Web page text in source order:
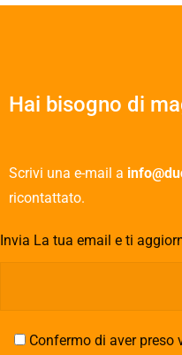
Hai bisogno di
Scrivi una e-mail a
ricontattato.
Invia La tua email e ti
Confermo di aver preso